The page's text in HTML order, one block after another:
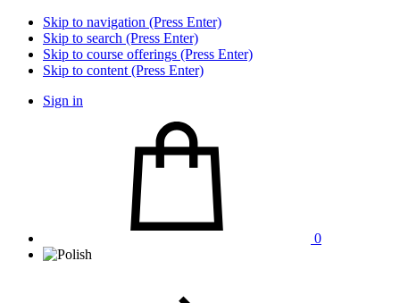
Skip to navigation (Press Enter)
Skip to search (Press Enter)
Skip to course offerings (Press Enter)
Skip to content (Press Enter)
Sign in
0